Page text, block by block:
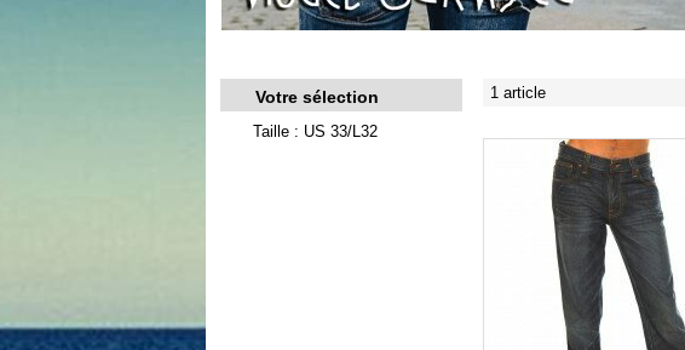
Votre sélection
Taille : US 33/L32
1 article